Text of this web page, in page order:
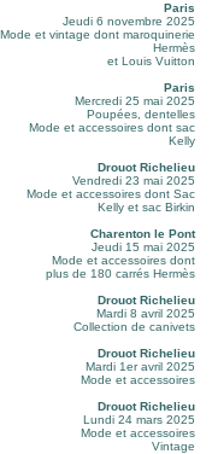
Paris
Jeudi 6 novembre 2025
Mode et vintage dont maroquinerie
Hermès
et Louis Vuitton
Paris
Mercredi 25 mai 2025
Poupées, dentelles
Mode et accessoires dont sac
Kelly
Drouot Richelieu
Vendredi 23 mai 2025
Mode et accessoires dont Sac
Kelly et sac Birkin
Charenton le Pont
Jeudi 15 mai 2025
Mode et accessoires dont
plus de 180 carrés Hermès
Drouot Richelieu
Mardi 8 avril 2025
Collection de canivets
Drouot Richelieu
Mardi 1er avril 2025
Mode et accessoires
Drouot Richelieu
Lundi 24 mars 2025
Mode et accessoires
Vintage